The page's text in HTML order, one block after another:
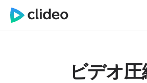
ビデオ圧